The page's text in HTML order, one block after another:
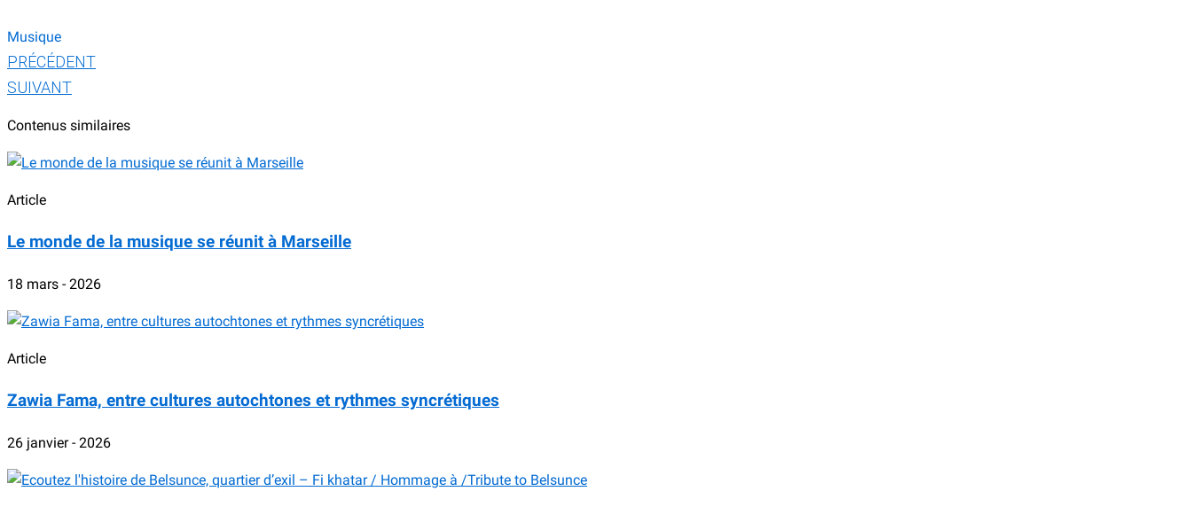
Musique
PRÉCÉDENT
SUIVANT
Contenus similaires
Article
Le monde de la musique se réunit à Marseille
18 mars - 2026
Article
Zawia Fama, entre cultures autochtones et rythmes syncrétiques
26 janvier - 2026